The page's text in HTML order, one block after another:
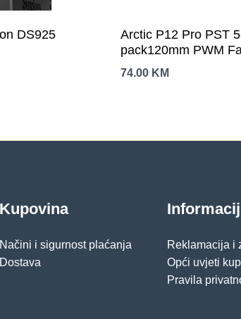
DS925
Arctic P12 Pro PST
pack120mm PWM
Splitter
74.00 KM
Kupovina
Načini i sigurnost plaćanja
Dostava
Reklamacija i
Opći uvjeti
Pravila